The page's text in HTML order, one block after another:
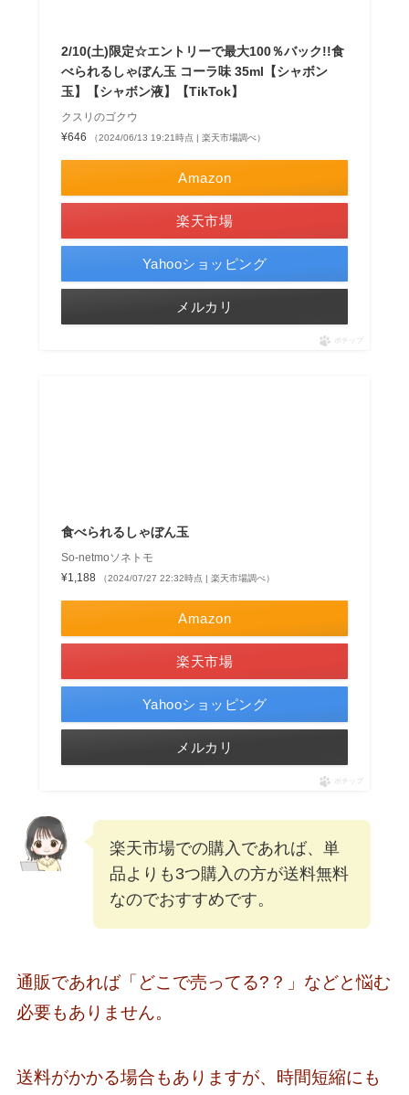
2/10(土)限定☆エントリーで最大100％バック!!食
べられるしゃぼん玉 コーラ味 35ml【シャボン
玉】【シャボン液】【TikTok】
クスリのゴクウ
¥646
（2024/06/13 19:21時点 | 楽天市場調べ）
Amazon
楽天市場
Yahooショッピング
メルカリ
ポチップ
食べられるしゃぼん玉
So-netmoソネトモ
¥1,188
（2024/07/27 22:32時点 | 楽天市場調べ）
Amazon
楽天市場
Yahooショッピング
メルカリ
ポチップ
楽天市場での購入であれば、単
品よりも3つ購入の方が送料無料
なのでおすすめです。
通販であれば「どこで売ってる?？」などと悩む
必要もありません。
送料がかかる場合もありますが、時間短縮にも